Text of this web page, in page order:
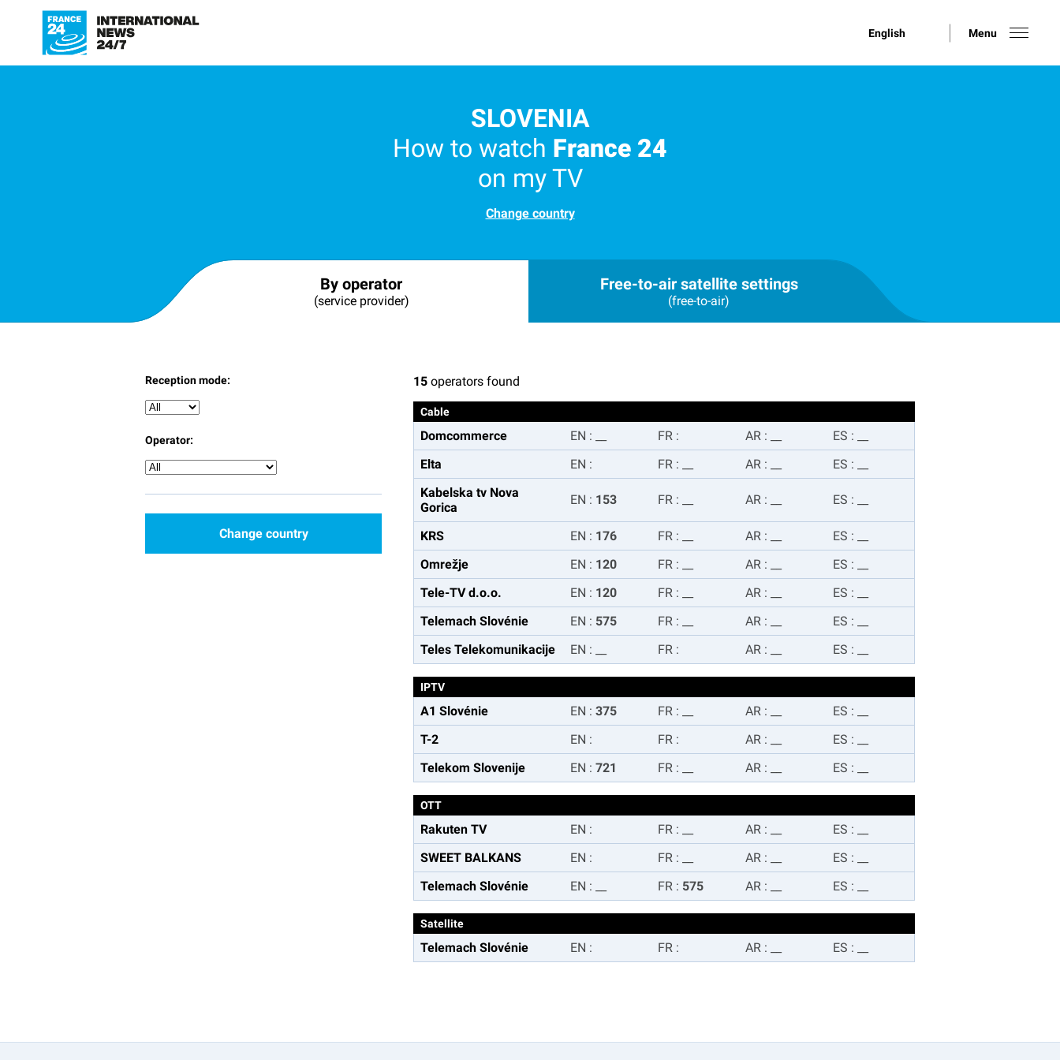
English Menu
SLOVENIA
How to watch France 24
on my TV
Change country
By operator
(service provider)
Free-to-air satellite settings
(free-to-air)
Reception mode:
Operator:
Change country
15 operators found
Cable
Domcommerce EN : FR : AR : ES :
Elta
EN : FR : AR : ES :
Kabelska tv Nova
Gorica
EN : 153 FR : AR : ES :
KRS EN : 176 FR : AR : ES :
Omrežje
EN : 120 FR : AR : ES :
Tele-TV d.o.o.
EN : 120 FR : AR : ES :
Telemach Slovénie
EN : 575 FR : AR : ES :
Teles Telekomunikacije
EN : FR : AR : ES :
IPTV
A1 Slovénie EN : 375 FR : AR : ES :
T-2
EN : FR : AR : ES :
Telekom Slovenije
EN : 721 FR : AR : ES :
OTT
Rakuten TV EN : FR : AR : ES :
SWEET BALKANS
EN : FR : AR : ES :
Telemach Slovénie
EN : FR : 575 AR : ES :
Satellite
Telemach Slovénie EN : FR : AR : ES :